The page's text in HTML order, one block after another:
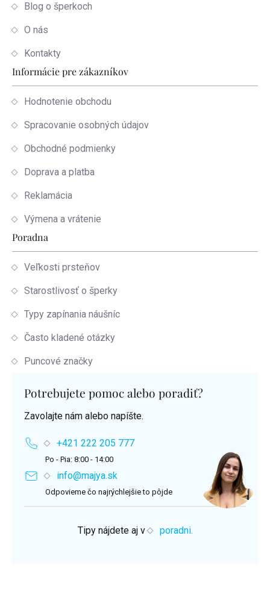
Blog o šperkoch
O nás
Kontakty
Informácie pre zákazníkov
Hodnotenie obchodu
Spracovanie osobných údajov
Obchodné podmienky
Doprava a platba
Reklamácia
Výmena a vrátenie
Poradna
Veľkosti prsteňov
Starostlivosť o šperky
Typy zapínania náušníc
Často kladené otázky
Puncové značky
Potrebujete pomoc alebo poradiť?
Zavolajte nám alebo napíšte.
+421 222 205 777
Po - Pia: 8:00 - 14:00
info@majya.sk
Odpovieme čo najrýchlejšie to pôjde
Tipy nájdete aj v poradni.